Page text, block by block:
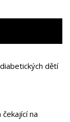
dětí
na